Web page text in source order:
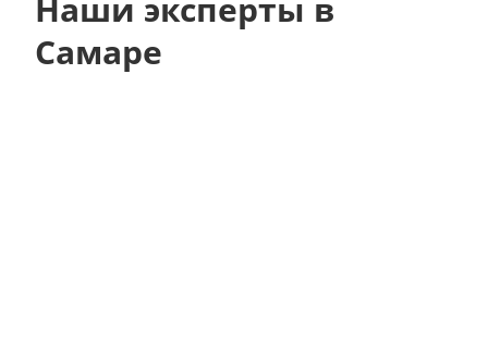
Наши эксперты в
Самаре